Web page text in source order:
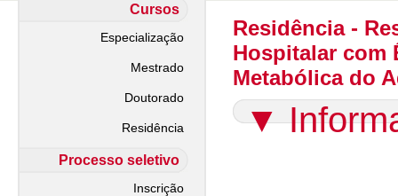
Cursos
Especialização
Mestrado
Doutorado
Residência
Processo seletivo
Inscrição
Residência -
Hospitalar com
Metabólica do
▼